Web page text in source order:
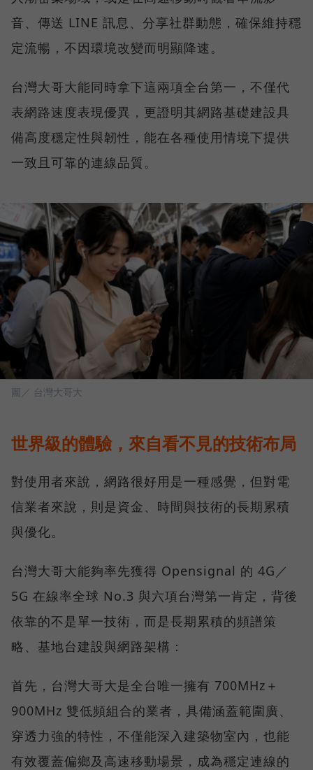
音、傳送 LINE 訊息、分享社群動態，確保維持穩
定流暢，不因環境改變而明顯降速。
台灣大哥大能同時拿下這兩項全台第一，不僅代
表網路速度表現優異，更證明其網路基礎建設具
備高度穩定性與韌性，能在各種使用情境下提供
一致且可靠的連線品質。
圖／ 台灣大哥大
世界級的體驗，來自看不見的技術布局
對使用者來說，網路很好用是一種感覺，但對電
信業者來說，則是資金、時間與技術的長期累積
與優化。
台灣大哥大能夠率先獲得 Opensignal 的 4G／
5G 在線率全球 No.3 與六項台灣第一肯定，背後
依靠的不是單一技術，而是長期累積的頻譜策
略、基地台建設與網路架構：
首先，台灣大哥大是全台唯一擁有 700MHz＋
900MHz 雙低頻組合的業者，具備涵蓋範圍廣、
穿透力強的特性，不僅能深入建築物室內，也能
有效覆蓋偏鄉及高速移動場景，成為穩定連線的